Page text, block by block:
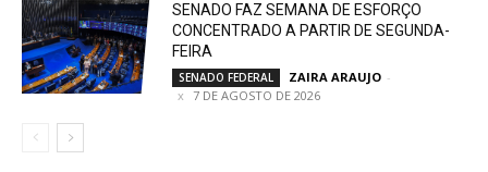
SENADO FAZ SEMANA DE ESFORÇO
CONCENTRADO A PARTIR DE SEGUNDA-
FEIRA
SENADO FEDERAL ZAIRA ARAUJO -
7 DE AGOSTO DE 2026